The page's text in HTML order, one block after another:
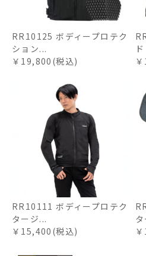
RR10125 ボディープロテク
ション...
￥19,800(税込)
ド
RR10111 ボディープロテク
タージ...
￥15,400(税込)